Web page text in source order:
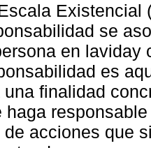
Existencial
se
en laviday
es
finalidad
haga
acciones que